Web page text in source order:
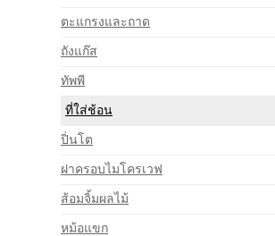
ตะแกรงและถาด
ถังแก๊ส
ทัพพี
ที่ใส่ช้อน
ปิ่นโต
ฝาครอบไมโครเวฟ
ส้อมจิ้มผลไม้
หม้อแขก